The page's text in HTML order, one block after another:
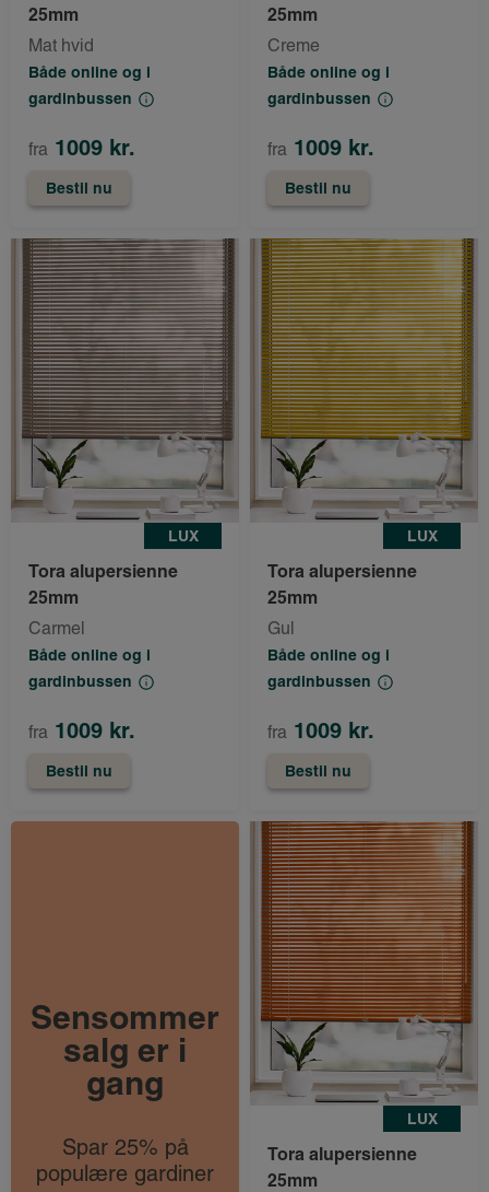
25mm
Mat hvid
Både online og i
gardinbussen
fra 1009 kr.
Bestil nu
25mm
Creme
Både online og i
gardinbussen
fra 1009 kr.
Bestil nu
LUX
Tora alupersienne
25mm
Carmel
Både online og i
gardinbussen
fra 1009 kr.
Bestil nu
LUX
Tora alupersienne
25mm
Gul
Både online og i
gardinbussen
fra 1009 kr.
Bestil nu
Sensommer
salg er i
gang
Spar 25% på
populære gardiner
LUX
Tora alupersienne
25mm